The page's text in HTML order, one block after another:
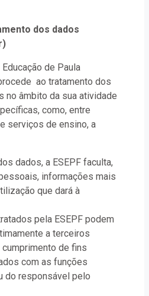
dos dados
de Paula
ao tratamento dos
no âmbito da sua atividade
como, entre
serviços de ensino, a
dados, a ESEPF faculta,
informações mais
que dará à
pela ESEPF podem
a terceiros
de fins
com as funções
do responsável pelo